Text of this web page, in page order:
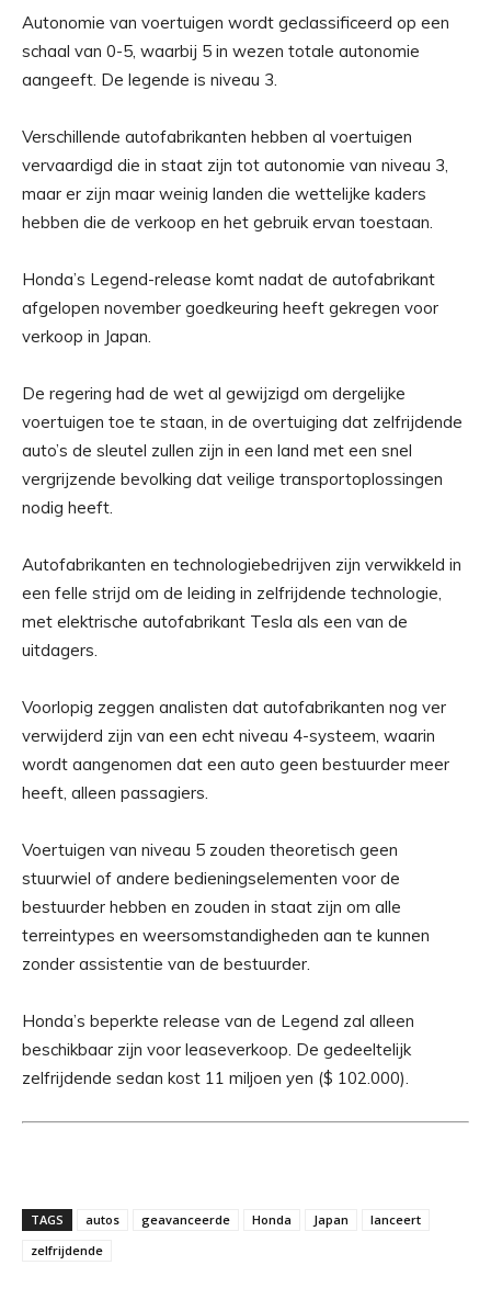
Autonomie van voertuigen wordt geclassificeerd op een
schaal van 0-5, waarbij 5 in wezen totale autonomie
aangeeft. De legende is niveau 3.
Verschillende autofabrikanten hebben al voertuigen
vervaardigd die in staat zijn tot autonomie van niveau 3,
maar er zijn maar weinig landen die wettelijke kaders
hebben die de verkoop en het gebruik ervan toestaan.
Honda’s Legend-release komt nadat de autofabrikant
afgelopen november goedkeuring heeft gekregen voor
verkoop in Japan.
De regering had de wet al gewijzigd om dergelijke
voertuigen toe te staan, in de overtuiging dat zelfrijdende
auto’s de sleutel zullen zijn in een land met een snel
vergrijzende bevolking dat veilige transportoplossingen
nodig heeft.
Autofabrikanten en technologiebedrijven zijn verwikkeld in
een felle strijd om de leiding in zelfrijdende technologie,
met elektrische autofabrikant Tesla als een van de
uitdagers.
Voorlopig zeggen analisten dat autofabrikanten nog ver
verwijderd zijn van een echt niveau 4-systeem, waarin
wordt aangenomen dat een auto geen bestuurder meer
heeft, alleen passagiers.
Voertuigen van niveau 5 zouden theoretisch geen
stuurwiel of andere bedieningselementen voor de
bestuurder hebben en zouden in staat zijn om alle
terreintypes en weersomstandigheden aan te kunnen
zonder assistentie van de bestuurder.
Honda’s beperkte release van de Legend zal alleen
beschikbaar zijn voor leaseverkoop. De gedeeltelijk
zelfrijdende sedan kost 11 miljoen yen ($ 102.000).
TAGS autos geavanceerde Honda Japan
lanceert
zelfrijdende